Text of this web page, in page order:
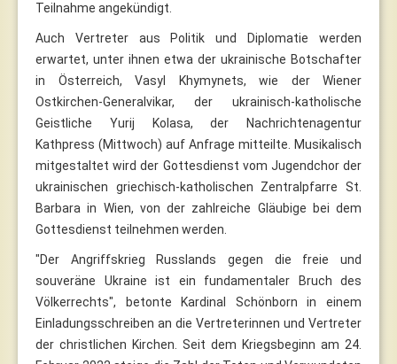
Teilnahme angekündigt.
Auch Vertreter aus Politik und Diplomatie werden
erwartet, unter ihnen etwa der ukrainische Botschafter
in Österreich, Vasyl Khymynets, wie der Wiener
Ostkirchen-Generalvikar, der ukrainisch-katholische
Geistliche Yurij Kolasa, der Nachrichtenagentur
Kathpress (Mittwoch) auf Anfrage mitteilte. Musikalisch
mitgestaltet wird der Gottesdienst vom Jugendchor der
ukrainischen griechisch-katholischen Zentralpfarre St.
Barbara in Wien, von der zahlreiche Gläubige bei dem
Gottesdienst teilnehmen werden.
"Der Angriffskrieg Russlands gegen die freie und
souveräne Ukraine ist ein fundamentaler Bruch des
Völkerrechts", betonte Kardinal Schönborn in einem
Einladungsschreiben an die Vertreterinnen und Vertreter
der christlichen Kirchen. Seit dem Kriegsbeginn am 24.